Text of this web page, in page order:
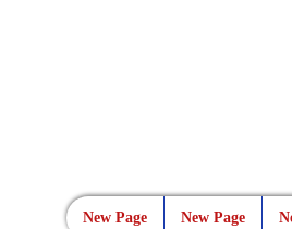
New Page New Page